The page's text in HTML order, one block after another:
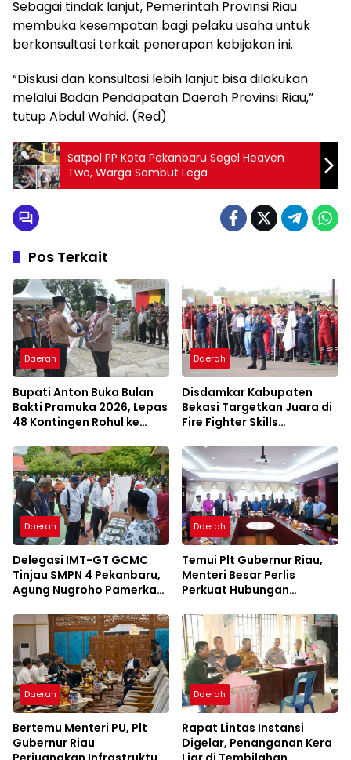
Sebagai tindak lanjut, Pemerintah Provinsi Riau
membuka kesempatan bagi pelaku usaha untuk
berkonsultasi terkait penerapan kebijakan ini.
“Diskusi dan konsultasi lebih lanjut bisa dilakukan
melalui Badan Pendapatan Daerah Provinsi Riau,”
tutup Abdul Wahid. (Red)
Satpol PP Kota Pekanbaru Segel Heaven
Two, Warga Sambut Lega
Pos Terkait
Daerah
Bupati Anton Buka Bulan
Bakti Pramuka 2026, Lepas
48 Kontingen Rohul ke
Daerah
Disdamkar Kabupaten
Bekasi Targetkan Juara di
Fire Fighter Skills
2027
Daerah
Delegasi IMT-GT GCMC
Tinjau SMPN 4 Pekanbaru,
Agung Nugroho Pamerkan
Daerah
Temui Plt Gubernur Riau,
Menteri Besar Perlis
Perkuat Hubungan
Daerah
Bertemu Menteri PU, Plt
Gubernur Riau
Daerah
Rapat Lintas Instansi
Digelar, Penanganan Kera